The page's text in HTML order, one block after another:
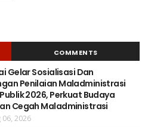
COMMENTS
Gelar Sosialisasi Dan
Penilaian Maladministrasi
2026, Perkuat Budaya
Cegah Maladministrasi
06, 2026